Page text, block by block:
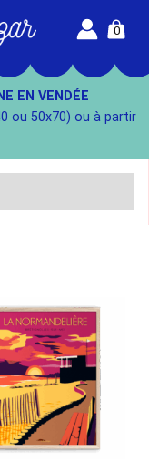
0
EN VENDÉE
ou 50x70) ou à partir